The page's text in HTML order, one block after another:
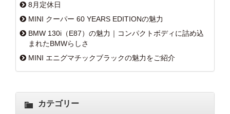
8月定休日
MINI クーパー 60 YEARS EDITIONの魅力
BMW 130i（E87）の魅力｜コンパクトボディに詰め込
まれたBMWらしさ
MINI エニグマチックブラックの魅力をご紹介
カテゴリー